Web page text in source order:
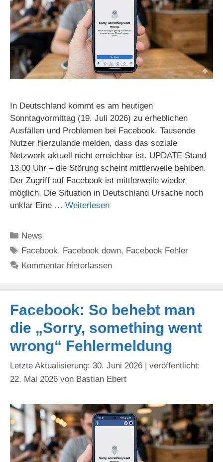
In Deutschland kommt es am heutigen
Sonntagvormittag (19. Juli 2026) zu erheblichen
Ausfällen und Problemen bei Facebook. Tausende
Nutzer hierzulande melden, dass das soziale
Netzwerk aktuell nicht erreichbar ist. UPDATE Stand
13.00 Uhr – die Störung scheint mittlerweile behiben.
Der Zugriff auf Facebook ist mittlerweile wieder
möglich. Die Situation in Deutschland Ursache noch
unklar Eine … Weiterlesen
Kategorien
News
Schlagwörter
Facebook, Facebook down, Facebook Fehler
Kommentar hinterlassen
Facebook: So behebt man
die „Sorry, something went
wrong“ Fehlermeldung
30. Juni 2026
22. Mai 2026 von Bastian Ebert